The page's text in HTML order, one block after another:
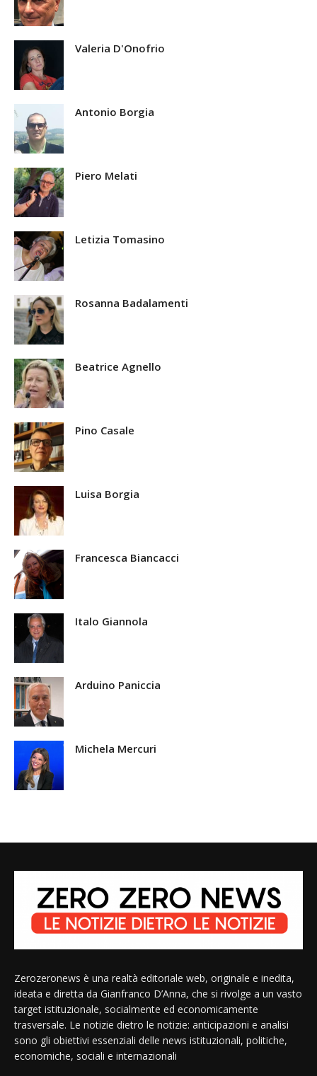
Valeria D'Onofrio
Antonio Borgia
Piero Melati
Letizia Tomasino
Rosanna Badalamenti
Beatrice Agnello
Pino Casale
Luisa Borgia
Francesca Biancacci
Italo Giannola
Arduino Paniccia
Michela Mercuri
Zerozeronews è una realtà editoriale web, originale e inedita,
ideata e diretta da Gianfranco D’Anna, che si rivolge a un vasto
target istituzionale, socialmente ed economicamente
trasversale. Le notizie dietro le notizie: anticipazioni e analisi
sono gli obiettivi essenziali delle news istituzionali, politiche,
economiche, sociali e internazionali